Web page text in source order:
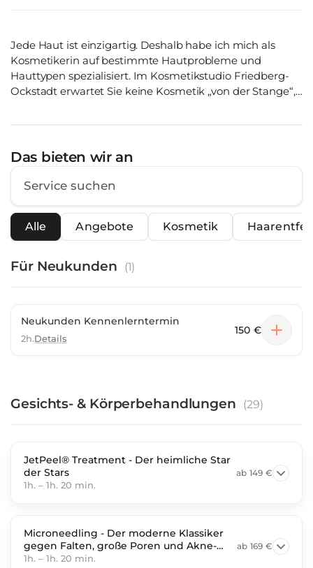
Jede Haut ist einzigartig. Deshalb habe ich mich als
Kosmetikerin auf bestimmte Hautprobleme und
Hauttypen spezialisiert. Im Kosmetikstudio Friedberg-
Ockstadt erwartet Sie keine Kosmetik „von der Stange“,
Feuchtigkeit. Mal zeigt sich die Haut müde, sensibel
Fältchen, ein fahler Teint oder sichtbare Zeichen der
Behandlung mit einer professionellen Hautanalyse. Auf
dieser Basis entwickeln wir ein individuelles
Behandlungskonzept – abgestimmt auf Ihre Haut, Ihre
Wünsche und Ihre Situation. Denn schöne Haut entsteht
nicht zufällig. Sie entsteht durch Erfahrung, moderne
die Ihre Haut jetzt braucht.
Das bieten wir an
Alle Angebote Kosmetik
Für Neukunden (1)
Neukunden Kennenlerntermin
2h.Details
150 €
Gesichts- & Körperbehandlungen (29)
JetPeel® Treatment - Der heimliche Star
der Stars
1h. – 1h. 20 min.
ab 149 €
Microneedling - Der moderne Klassiker
gegen Falten, große Poren und Akne-
Narben
1h. – 1h. 20 min.
ab 169 €